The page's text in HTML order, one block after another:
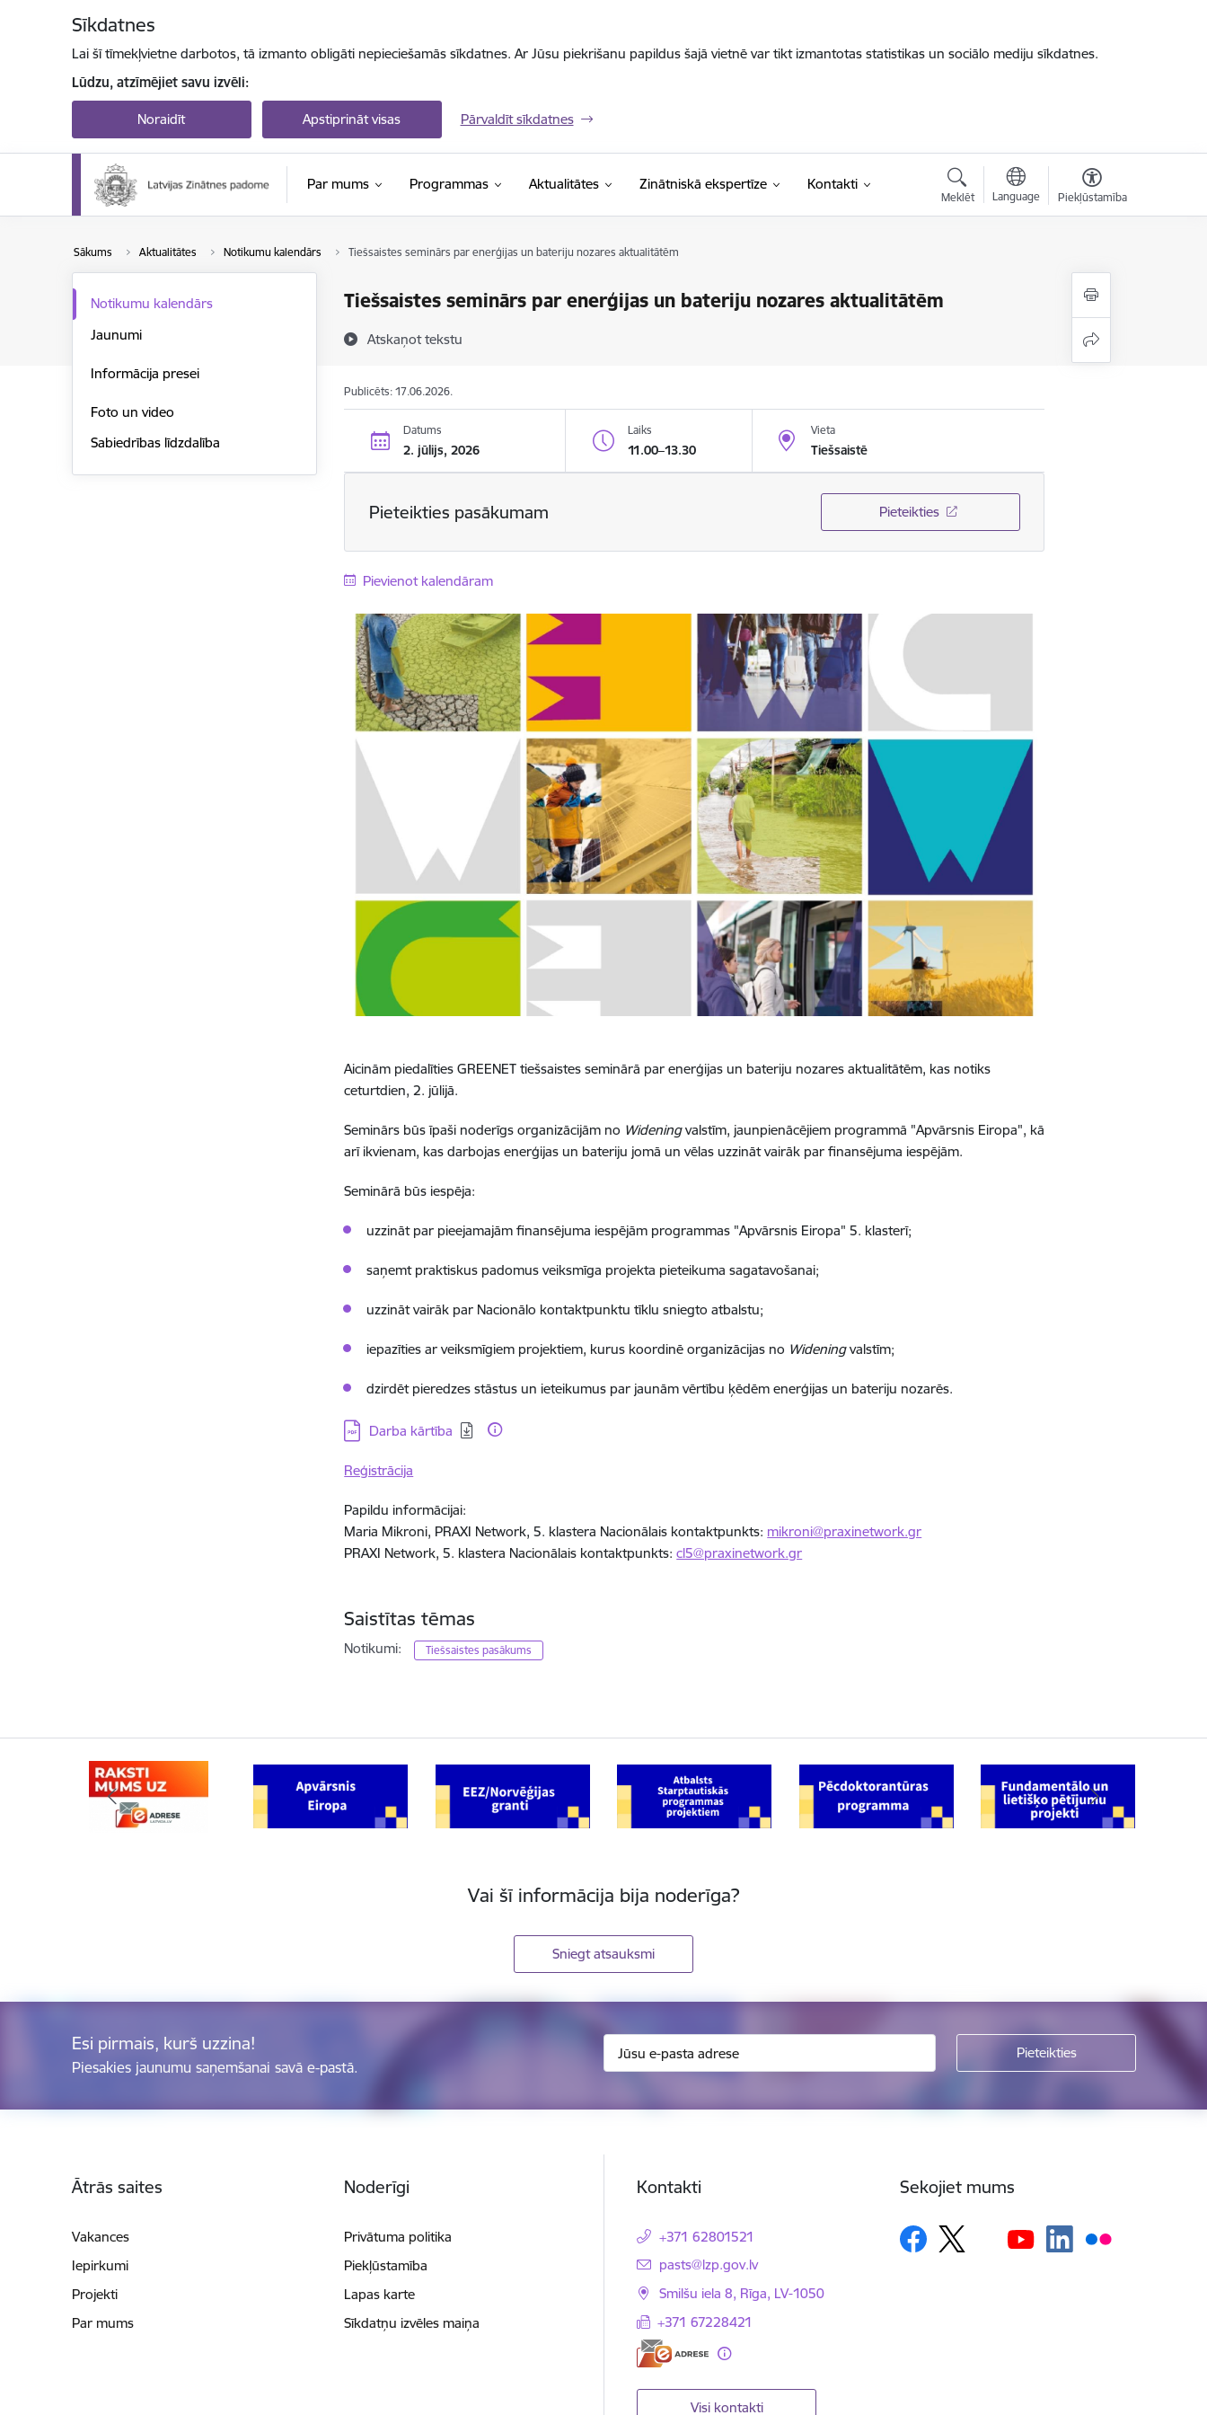
Sīkdatnes
Lai šī tīmekļvietne darbotos, tā izmanto obligāti nepieciešamās sīkdatnes. Ar Jūsu piekrišanu papildus šajā vietnē var tikt izmantotas statistikas un sociālo mediju sīkdatnes.
Lūdzu, atzīmējiet savu izvēli:
Noraidīt Apstiprināt visas Pārvaldīt sīkdatnes
Par mums Programmas Aktualitātes Zinātniskā ekspertīze Kontakti
Meklēt Language Piekļūstamība
Sākums Aktualitātes Notikumu kalendārs Tiešsaistes seminārs par enerģijas un bateriju nozares aktualitātēm
Tiešsaistes seminārs par enerģijas un bateriju nozares aktualitātēm
Atskaņot tekstu
Notikumu kalendārs
Jaunumi
Informācija presei
Foto un video
Sabiedrības līdzdalība
Publicēts: 17.06.2026.
Datums
2. jūlijs, 2026
Laiks
11.00–13.30
Vieta
Tiešsaistē
Pieteikties pasākumam Pieteikties
Pievienot kalendāram
Aicinām piedalīties GREENET tiešsaistes seminārā par enerģijas un bateriju nozares aktualitātēm, kas notiks
ceturtdien, 2. jūlijā.
Seminārs būs īpaši noderīgs organizācijām no Wideningvalstīm, jaunpienācējiem programmā "Apvārsnis Eiropa", kā
arī ikvienam, kas darbojas enerģijas un bateriju jomā un vēlas uzzināt vairāk par finansējuma iespējām.
Seminārā būs iespēja:
uzzināt par pieejamajām finansējuma iespējām programmas "Apvārsnis Eiropa" 5. klasterī;
saņemt praktiskus padomus veiksmīga projekta pieteikuma sagatavošanai;
uzzināt vairāk par Nacionālo kontaktpunktu tīklu sniegto atbalstu;
iepazīties ar veiksmīgiem projektiem, kurus koordinē organizācijas no Wideningvalstīm;
dzirdēt pieredzes stāstus un ieteikumus par jaunām vērtību ķēdēm enerģijas un bateriju nozarēs.
Lejupielādēt:
Darba kārtība
Reģistrācija
Papildu informācijai:
Maria Mikroni, PRAXI Network, 5. klastera Nacionālais kontaktpunkts: mikroni@praxinetwork.gr
PRAXI Network, 5. klastera Nacionālais kontaktpunkts:cl5@praxinetwork.gr
Saistītas tēmas
Notikumi: Tiešsaistes pasākums
Vai šī informācija bija noderīga?
Sniegt atsauksmi
Esi pirmais, kurš uzzina!
Piesakies jaunumu saņemšanai savā e-pastā.
Ātrās saites
Vakances
Iepirkumi
Projekti
Par mums
Noderīgi
Privātuma politika
Piekļūstamība
Lapas karte
Sīkdatņu izvēles maiņa
Kontakti
+371 62801521
E-pasts:
pasts@lzp.gov.lv
Smilšu iela 8, Rīga, LV-1050
+371 67228421
Visi kontakti
Sekojiet mums